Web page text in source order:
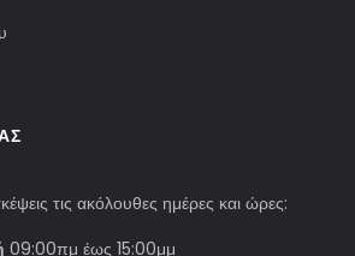
τις ακόλουθες ημέρες και ώρες:
09:00πμ έως 15:00μμ